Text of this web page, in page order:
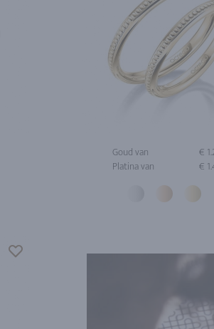
Goud van
€
Platina van
€